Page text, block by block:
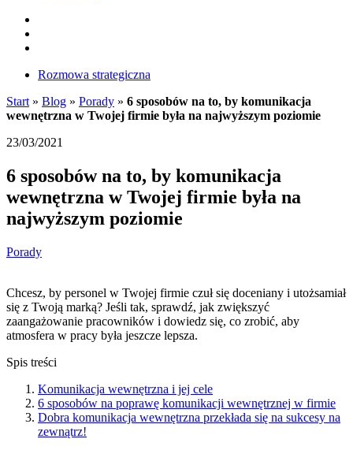
Rozmowa strategiczna
Start » Blog » Porady » 6 sposobów na to, by komunikacja
wewnętrzna w Twojej firmie była na najwyższym poziomie
23/03/2021
6 sposobów na to, by komunikacja
wewnętrzna w Twojej firmie była na
najwyższym poziomie
Porady
Chcesz, by personel w Twojej firmie czuł się doceniany i utożsamiał
się z Twoją marką? Jeśli tak, sprawdź, jak zwiększyć
zaangażowanie pracowników i dowiedz się, co zrobić, aby
atmosfera w pracy była jeszcze lepsza.
Spis treści
Komunikacja wewnętrzna i jej cele
6 sposobów na poprawę komunikacji wewnętrznej w firmie
Dobra komunikacja wewnętrzna przekłada się na sukcesy na
zewnątrz!